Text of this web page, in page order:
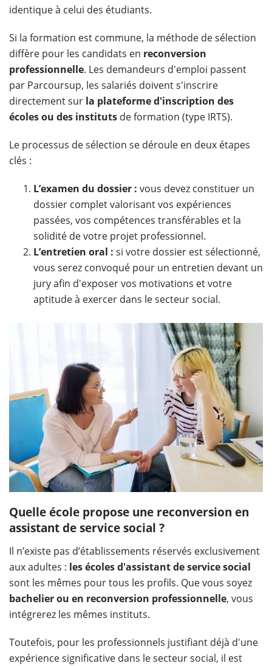
identique à celui des étudiants.
Si la formation est commune, la méthode de sélection
diffère pour les candidats en reconversion
professionnelle. Les demandeurs d'emploi passent
par Parcoursup, les salariés doivent s'inscrire
directement sur la plateforme d'inscription des
écoles ou des instituts de formation (type IRTS).
Le processus de sélection se déroule en deux étapes
clés :
L’examen du dossier : vous devez constituer un
dossier complet valorisant vos expériences
passées, vos compétences transférables et la
solidité de votre projet professionnel.
L’entretien oral : si votre dossier est sélectionné,
vous serez convoqué pour un entretien devant un
jury afin d'exposer vos motivations et votre
aptitude à exercer dans le secteur social.
Quelle école propose une reconversion en
assistant de service social ?
Il n’existe pas d’établissements réservés exclusivement
aux adultes : les écoles d'assistant de service social
sont les mêmes pour tous les profils. Que vous soyez
bachelier ou en reconversion professionnelle, vous
intégrerez les mêmes instituts.
Toutefois, pour les professionnels justifiant déjà d'une
expérience significative dans le secteur social, il est